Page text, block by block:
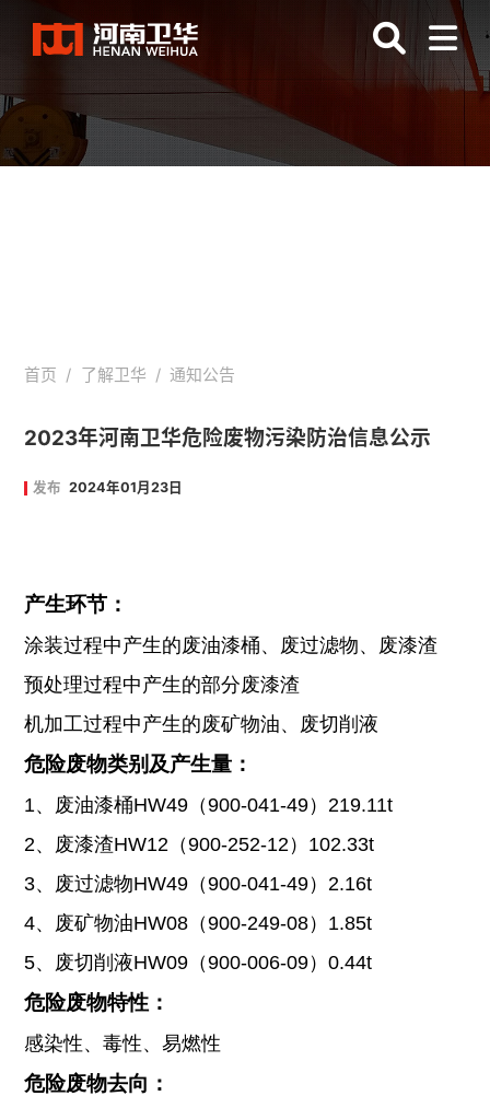
首页 / 了解卫华 / 通知公告
2023年河南卫华危险废物污染防治信息公示
发布 2024年01月23日
产生环节：
涂装过程中产生的废油漆桶、废过滤物、废漆渣
预处理过程中产生的部分废漆渣
机加工过程中产生的废矿物油、废切削液
危险废物类别及产生量：
1、 废油漆桶HW49（900-041-49）219.11t
2、 废漆渣HW12（900-252-12）102.33t
3、 废过滤物HW49（900-041-49）2.16t
4、 废矿物油HW08（900-249-08）1.85t
5、 废切削液HW09（900-006-09）0.44t
危险废物特性：
感染性、毒性、易燃性
危险废物去向：